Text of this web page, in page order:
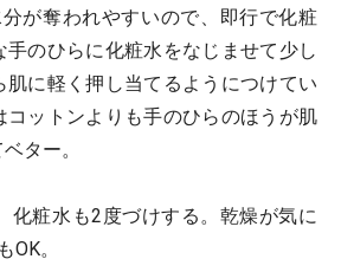
が奪われやすいので、即行で化粧
のひらに化粧水をなじませて少し
肌に軽く押し当てるようにつけてい
コットンよりも手のひらのほうが肌
ター。
化粧水も2度づけする。乾燥が気に
OK。